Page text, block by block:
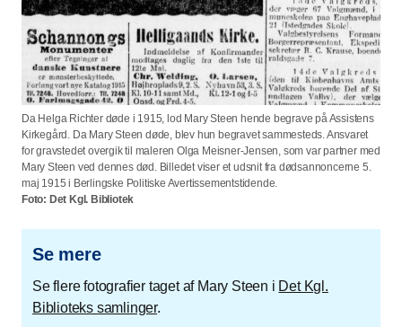
Da Helga Richter døde i 1915, lod Mary Steen hende begrave på Assistens
Kirkegård. Da Mary Steen døde, blev hun begravet sammesteds. Ansvaret
for gravstedet overgik til maleren Olga Meisner-Jensen, som var partner med
Mary Steen ved dennes død. Billedet viser et udsnit fra dødsannoncerne 5.
maj 1915 i Berlingske Politiske Avertissementstidende.
Foto: Det Kgl. Bibliotek
Se mere
Se flere fotografier taget af Mary Steen i Det Kgl.
Biblioteks samlinger.